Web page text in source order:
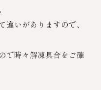
いがありますので、
で時々解凍具合をご確